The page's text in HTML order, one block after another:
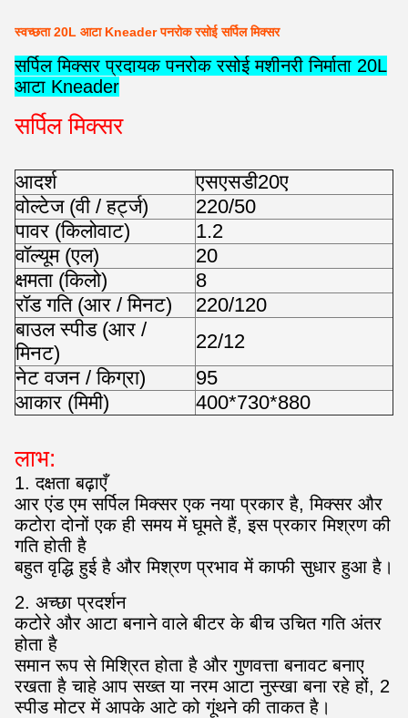
स्वच्छता 20L आटा Kneader पनरोक रसोई सर्पिल मिक्सर
सर्पिल मिक्सर प्रदायक पनरोक रसोई मशीनरी निर्माता 20L
आटा Kneader
सर्पिल मिक्सर
आदर्श
एसएसडी20ए
वोल्टेज (वी / हर्ट्ज)
220/50
पावर (किलोवाट)
1.2
वॉल्यूम (एल)
20
क्षमता (किलो)
8
रॉड गति (आर / मिनट)
220/120
बाउल स्पीड (आर /
मिनट)
22/12
नेट वजन / किग्रा)
95
आकार (मिमी)
400*730*880
लाभ:
1. दक्षता बढ़ाएँ
आर एंड एम सर्पिल मिक्सर एक नया प्रकार है, मिक्सर और
कटोरा दोनों एक ही समय में घूमते हैं, इस प्रकार मिश्रण की
गति होती है
बहुत वृद्धि हुई है और मिश्रण प्रभाव में काफी सुधार हुआ है।
2. अच्छा प्रदर्शन
कटोरे और आटा बनाने वाले बीटर के बीच उचित गति अंतर
होता है
समान रूप से मिश्रित होता है और गुणवत्ता बनावट बनाए
रखता है चाहे आप सख्त या नरम आटा नुस्खा बना रहे हों, 2
स्पीड मोटर में आपके आटे को गूंथने की ताकत है।